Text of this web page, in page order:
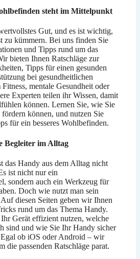
steht im Mittelpunkt
Gut, und es ist wichtig,
zu kümmern. Bei uns finden Sie
und Tipps rund um das
bieten Ihnen Ratschläge zur
Tipps für einen gesunden
bei gesundheitlichen
mentale Gesundheit oder
Experten teilen ihr Wissen, damit
können. Lernen Sie, wie Sie
können, und nutzen Sie
für ein besseres Wohlbefinden.
Begleiter im Alltag
das Handy aus dem Alltag nicht
ist nicht nur ein
sondern auch ein Werkzeug für
Doch wie nutzt man sein
diesen Seiten geben wir Ihnen
rund um das Thema Handy.
Gerät effizient nutzen, welche
sind und wie Sie Ihr Handy sicher
ob iOS oder Android – wir
die passenden Ratschläge parat.